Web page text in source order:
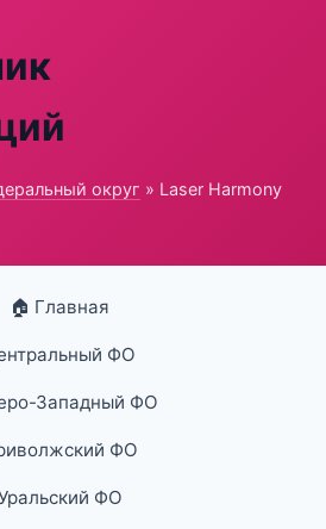
округ » Laser Harmony
🏠 Главная
ФО
Западный ФО
ФО
ФО